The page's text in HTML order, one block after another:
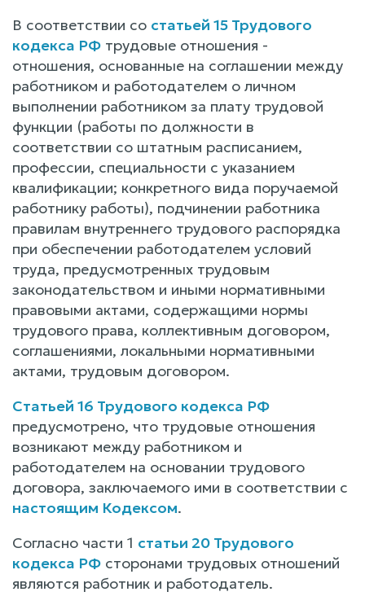
В соответствии со статьей 15 Трудового
кодекса РФ трудовые отношения -
отношения, основанные на соглашении между
работником и работодателем о личном
выполнении работником за плату трудовой
функции (работы по должности в
соответствии со штатным расписанием,
профессии, специальности с указанием
квалификации; конкретного вида поручаемой
работнику работы), подчинении работника
правилам внутреннего трудового распорядка
при обеспечении работодателем условий
труда, предусмотренных трудовым
законодательством и иными нормативными
правовыми актами, содержащими нормы
трудового права, коллективным договором,
соглашениями, локальными нормативными
актами, трудовым договором.
Статьей 16 Трудового кодекса РФ
предусмотрено, что трудовые отношения
возникают между работником и
работодателем на основании трудового
договора, заключаемого ими в соответствии с
настоящим Кодексом.
Согласно части 1 статьи 20 Трудового
кодекса РФ сторонами трудовых отношений
являются работник и работодатель.